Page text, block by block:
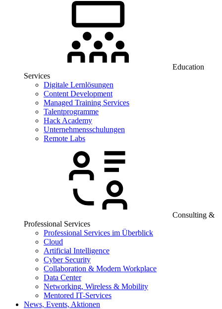
Education
Services
Digitale Lernlösungen
Content Development
Managed Training Services
Talentprogramme
Hack Academy
Unternehmensschulungen
Remote Labs
Consulting &
Professional Services
Professional Services im Überblick
Cloud
Artificial Intelligence
Cyber Security
Collaboration & Modern Workplace
Data Center
Networking, Wireless & Mobility
Mentored IT-Services
News, Events, Aktionen